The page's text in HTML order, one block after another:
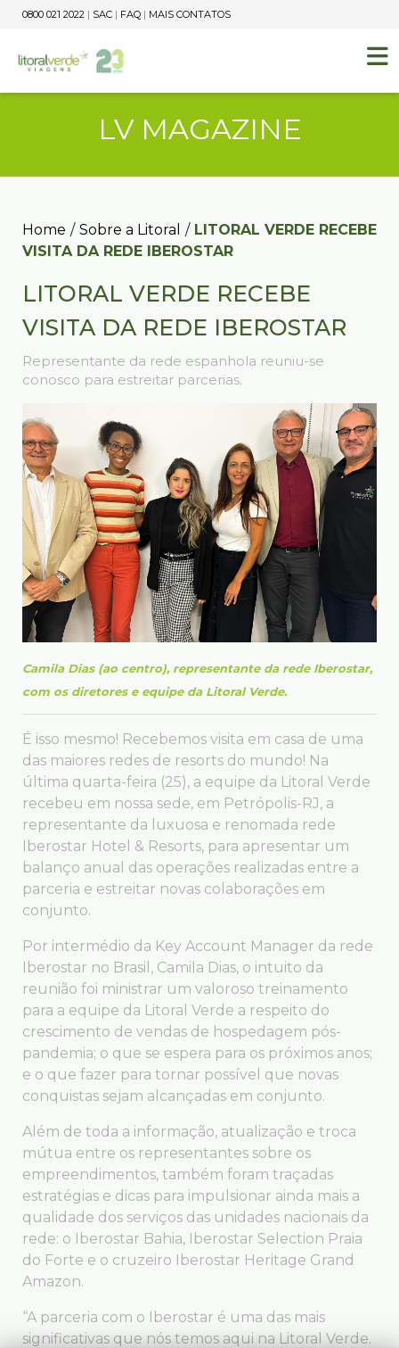
0800 021 2022 | SAC | FAQ | MAIS CONTATOS
LV MAGAZINE
Home / Sobre a Litoral / LITORAL VERDE RECEBE
VISITA DA REDE IBEROSTAR
LITORAL VERDE RECEBE
VISITA DA REDE IBEROSTAR
Representante da rede espanhola reuniu-se
conosco para estreitar parcerias.
Camila Dias (ao centro), representante da rede Iberostar,
com os diretores e equipe da Litoral Verde.
É isso mesmo! Recebemos visita em casa de uma
das maiores redes de resorts do mundo! Na
última quarta-feira (25), a equipe da Litoral Verde
recebeu em nossa sede, em Petrópolis-RJ, a
representante da luxuosa e renomada rede
Iberostar Hotel & Resorts, para apresentar um
balanço anual das operações realizadas entre a
parceria e estreitar novas colaborações em
conjunto.
Por intermédio da Key Account Manager da rede
Iberostar no Brasil, Camila Dias, o intuito da
reunião foi ministrar um valoroso treinamento
para a equipe da Litoral Verde a respeito do
crescimento de vendas de hospedagem pós-
pandemia; o que se espera para os próximos anos;
e o que fazer para tornar possível que novas
conquistas sejam alcançadas em conjunto.
Além de toda a informação, atualização e troca
mútua entre os representantes sobre os
empreendimentos, também foram traçadas
estratégias e dicas para impulsionar ainda mais a
qualidade dos serviços das unidades nacionais da
rede: o Iberostar Bahia, Iberostar Selection Praia
do Forte e o cruzeiro Iberostar Heritage Grand
Amazon.
“A parceria com o Iberostar é uma das mais
significativas que nós temos aqui na Litoral Verde.